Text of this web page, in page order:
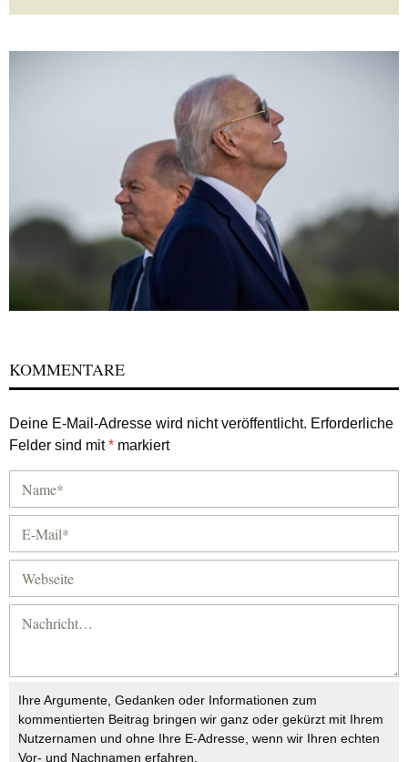
KOMMENTARE
Deine E-Mail-Adresse wird nicht veröffentlicht. Erforderliche
Felder sind mit* markiert
Ihre Argumente, Gedanken oder Informationen zum
kommentierten Beitrag bringen wir ganz oder gekürzt mit Ihrem
Nutzernamen und ohne Ihre E-Adresse, wenn wir Ihren echten
Vor- und Nachnamen erfahren.